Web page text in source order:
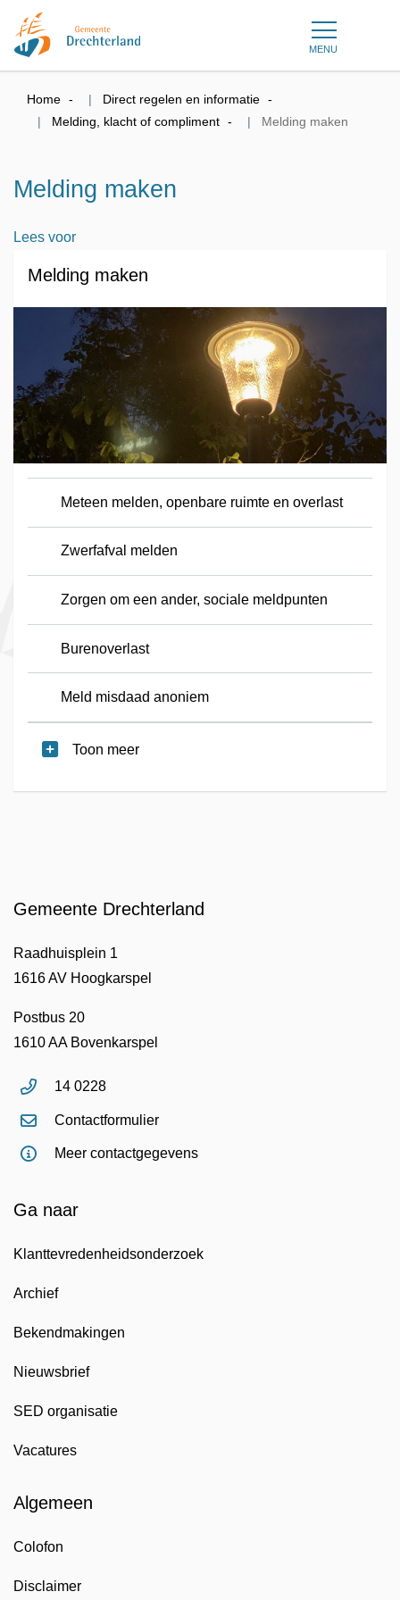
MENU
Home
Direct regelen en informatie
Melding, klacht of compliment
Melding maken
Melding maken
Lees voor
Melding maken
Meteen melden, openbare ruimte en overlast
Zwerfafval melden
Zorgen om een ander, sociale meldpunten
Burenoverlast
Meld misdaad anoniem
Toon meer
Gemeente Drechterland
Raadhuisplein 1
1616 AV Hoogkarspel
Postbus 20
1610 AA Bovenkarspel
14 0228
Contactformulier
Meer contactgegevens
Ga naar
Klanttevredenheidsonderzoek
Archief
Bekendmakingen
Nieuwsbrief
SED organisatie
Vacatures
Algemeen
Colofon
Disclaimer